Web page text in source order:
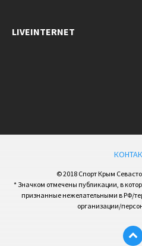
LIVEINTERNET
© 2018 Спорт Крым
* Значком отмечены публикации, в
признанные нежелательными в РФ/
организации/